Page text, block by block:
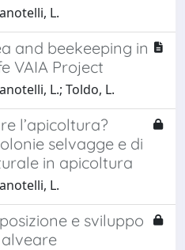
L.
and beekeeping in
VAIA Project
L.; Toldo, L.
l’apicoltura?
selvagge e di
in apicoltura
L.
e sviluppo